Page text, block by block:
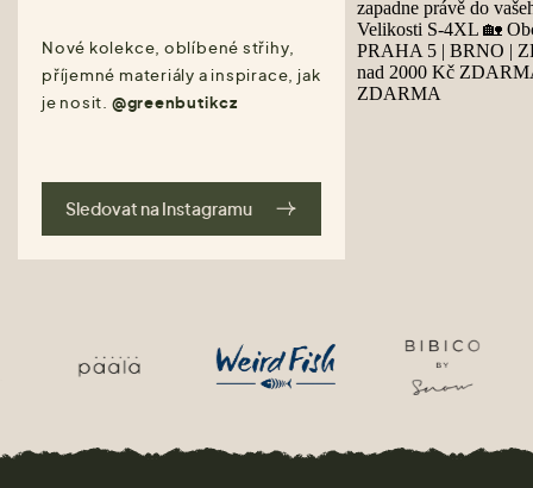
Nové kolekce, oblíbené střihy,
příjemné materiály a inspirace, jak
je nosit. @greenbutikcz
Sledovat na Instagramu